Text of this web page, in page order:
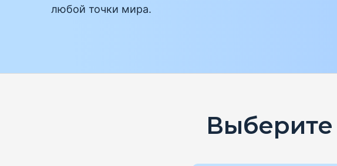
любой точки мира.
Выберите